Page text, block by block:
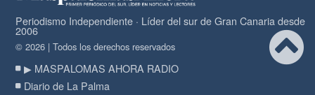
Periodismo Independiente · Líder del sur de Gran Canaria desde
2006
© 2026 | Todos los derechos reservados
▶ MASPALOMAS AHORA RADIO
Diario de La Palma